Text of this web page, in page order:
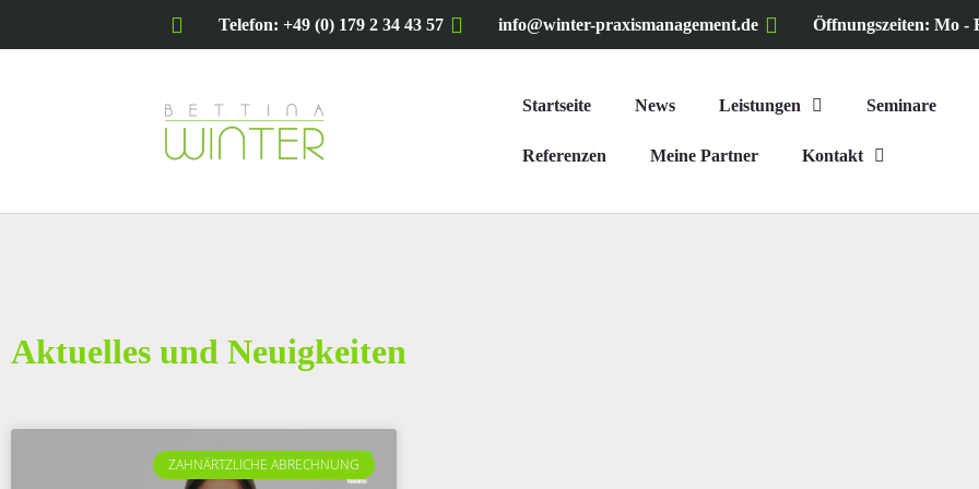
Telefon: +49 (0) 179 2 34 43 57 info@winter-praxismanagement.de Öffnungszeiten: Mo -
Startseite News Leistungen Seminare
Referenzen Meine Partner Kontakt
Aktuelles und Neuigkeiten
ZAHNÄRTZLICHE ABRECHNUNG